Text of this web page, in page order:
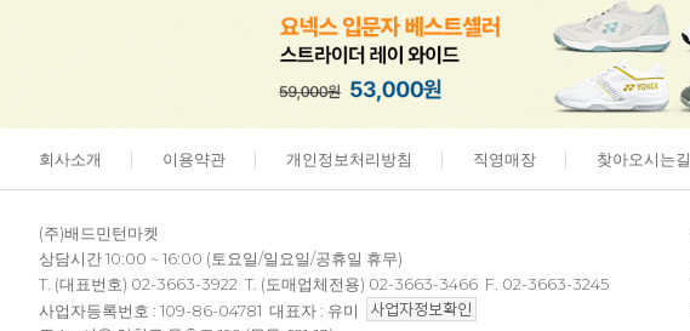
회사소개 이용약관 개인정보처리방침 직영매장 찾아오시는길
(주)배드민턴마켓
상담시간 10:00 ~ 16:00 (토요일/일요일/공휴일 휴무)
T. (대표번호) 02-3663-3922 T. (도매업체전용) 02-3663-3466 F. 02-3663-3245
사업자등록번호 : 109-86-04781 대표자 : 유미